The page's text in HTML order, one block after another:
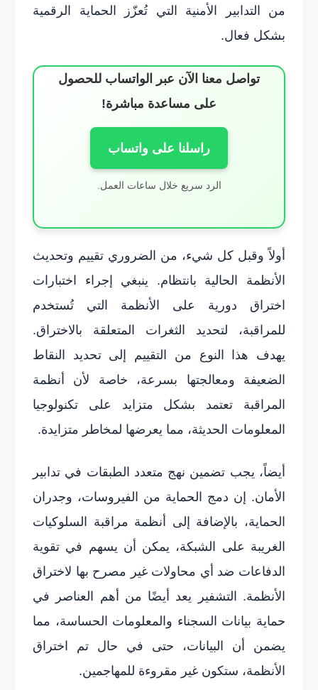
من التدابير الأمنية التي تُعزّز الحماية الرقمية
بشكل فعال.
تواصل معنا الآن عبر الواتساب للحصول
على مساعدة مباشرة!
راسلنا على واتساب
الرد سريع خلال ساعات العمل.
أولاً وقبل كل شيء، من الضروري تقييم وتحديث
الأنظمة الحالية بانتظام. ينبغي إجراء اختبارات
اختراق دورية على الأنظمة التي تُستخدم
للمراقبة، لتحديد الثغرات المتعلقة بالاختراق.
يهدف هذا النوع من التقييم إلى تحديد النقاط
الضعيفة ومعالجتها بسرعة، خاصة لأن أنظمة
المراقبة تعتمد بشكل متزايد على تكنولوجيا
المعلومات الحديثة، مما يعرضها لمخاطر متزايدة.
أيضاً، يجب تضمين نهج متعدد الطبقات في تدابير
الأمان. إن دمج الحماية من الفيروسات، وجدران
الحماية، بالإضافة إلى أنظمة مراقبة السلوكيات
الغريبة على الشبكة، يمكن أن يسهم في تقوية
الدفاعات ضد أي محاولات غير مصرح بها لاختراق
الأنظمة. التشفير يعد أيضًا من أهم العناصر في
حماية بيانات السجناء والمعلومات الحساسة، مما
يضمن أن البيانات، حتى في حال تم اختراق
الأنظمة، ستكون غير مقروءة للمهاجمين.